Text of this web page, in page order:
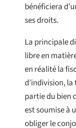
bénéficiera
ses droits.
La principale
libre en
en réalité la
d’indivision,
partie du bien
est soumise à
obliger le